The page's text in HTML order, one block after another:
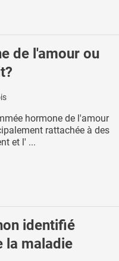
de l'amour ou
hormone de l'amour
rattachée à des
et l' ...
identifié
la maladie